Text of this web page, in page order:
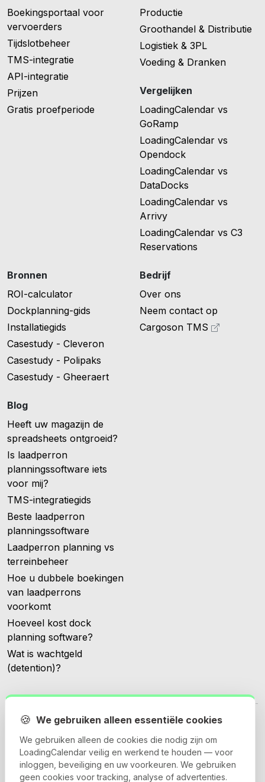
Boekingsportaal voor
vervoerders
Tijdslotbeheer
TMS-integratie
API-integratie
Prijzen
Gratis proefperiode
Productie
Groothandel & Distributie
Logistiek & 3PL
Voeding & Dranken
Vergelijken
LoadingCalendar vs
GoRamp
LoadingCalendar vs
Opendock
LoadingCalendar vs
DataDocks
LoadingCalendar vs
Arrivy
LoadingCalendar vs C3
Reservations
Bronnen
ROI-calculator
Dockplanning-gids
Installatiegids
Casestudy - Cleveron
Casestudy - Polipaks
Casestudy - Gheeraert
Blog
Heeft uw magazijn de
spreadsheets ontgroeid?
Is laadperron
planningssoftware iets
voor mij?
TMS-integratiegids
Beste laadperron
planningssoftware
Laadperron planning vs
terreinbeheer
Hoe u dubbele boekingen
van laadperrons
voorkomt
Hoeveel kost dock
planning software?
Wat is wachtgeld
(detention)?
Bedrijf
Over ons
Neem contact op
Cargoson TMS
© 2026 Loadingcalendar.com. Alle rechten voorbehouden.
🍪 We gebruiken alleen essentiële cookies
We gebruiken alleen de cookies die nodig zijn om
LoadingCalendar veilig en werkend te houden — voor
inloggen, beveiliging en uw voorkeuren. We gebruiken
geen cookies voor tracking, analyse of advertenties.